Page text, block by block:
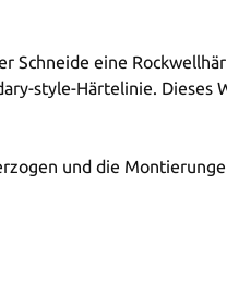
eine
style-Härtelinie. Dieses
und die